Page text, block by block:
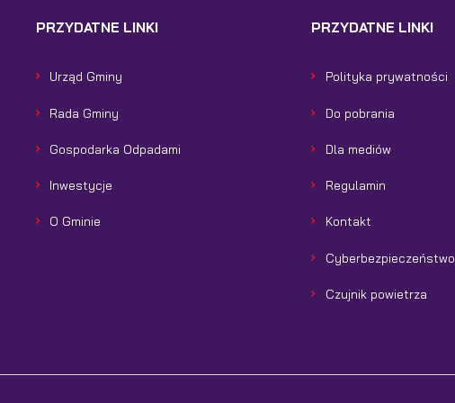
PRZYDATNE LINKI
Urząd Gminy
Rada Gminy
Gospodarka Odpadami
Inwestycje
O Gminie
PRZYDATNE LINKI
Polityka prywatności
Do pobrania
Dla mediów
Regulamin
Kontakt
Cyberbezpieczeństwo
Czujnik powietrza